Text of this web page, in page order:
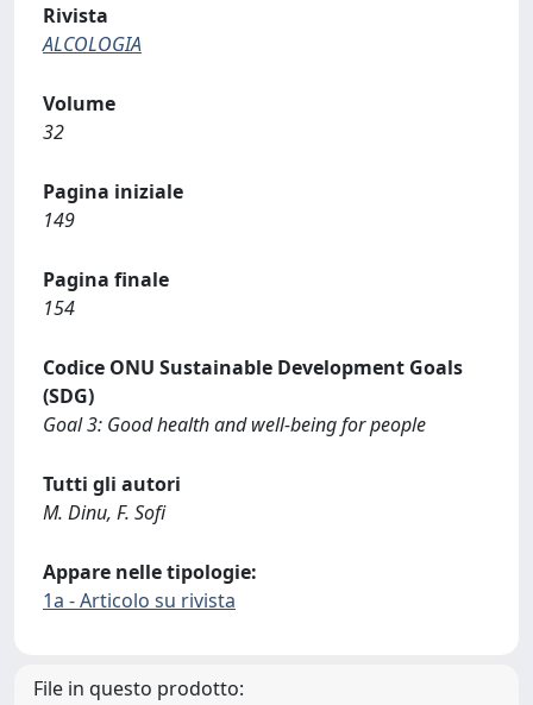
Rivista
ALCOLOGIA
Volume
32
Pagina iniziale
149
Pagina finale
154
Codice ONU Sustainable Development Goals
(SDG)
Goal 3: Good health and well-being for people
Tutti gli autori
M. Dinu, F. Sofi
Appare nelle tipologie:
1a - Articolo su rivista
File in questo prodotto: